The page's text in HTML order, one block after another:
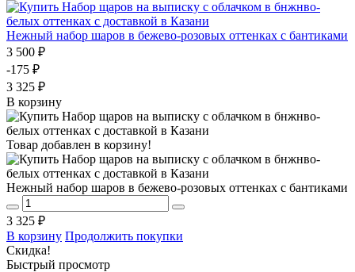
Нежный набор шаров в бежево-розовых оттенках с бантиками
3 500 ₽
-175 ₽
3 325 ₽
В корзину
Товар добавлен в корзину!
Нежный набор шаров в бежево-розовых оттенках с бантиками
3 325 ₽
В корзину Продолжить покупки
Скидка!
Быстрый просмотр